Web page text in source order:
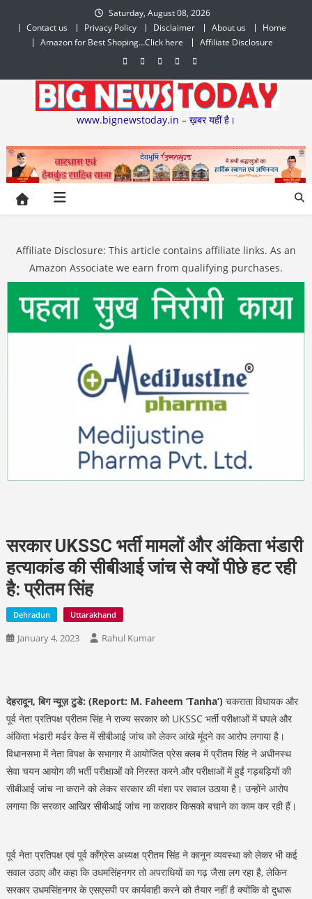
content
Saturday, August 08, 2026
Contact us
Privacy Policy Disclaimer About us
Home
Amazon for Best Shoping…Click here
Affiliate Disclosure
www.bignewstoday.in – ख़बर यहीं है।
Affiliate Disclosure: This article contains affiliate links. As an
Amazon Associate we earn from qualifying purchases.
सरकार UKSSC भर्ती मामलों और अंकिता भंडारी
हत्याकांड की सीबीआई जांच से क्यों पीछे हट रही
है: प्रीतम सिंह
Dehradun Uttarakhand
January 4, 2023 Rahul Kumar
देहरादून, बिग न्यूज़ टुडे: (Report: M. Faheem ‘Tanha’) चकराता विधायक और
पूर्व नेता प्रतिपक्ष प्रीतम सिंह ने राज्य सरकार को UKSSC भर्ती परीक्षाओं में घपले और
अंकिता भंडारी मर्डर केस में सीबीआई जांच को लेकर आंखे मूंदने का आरोप लगाया है।
विधानसभा में नेता विपक्ष के सभागार में आयोजित प्रेस क्लब में प्रीतम सिंह ने अधीनस्थ
सेवा चयन आयोग की भर्ती परीक्षाओं को निरस्त करने और परीक्षाओं में हुईं गड़बड़ियों की
सीबीआई जांच ना कराने को लेकर सरकार की मंशा पर सवाल उठाया है। उन्होंने आरोप
लगाया कि सरकार आखिर सीबीआई जांच ना कराकर किसको बचाने का काम कर रही हैं।
पूर्व नेता प्रतिपक्ष एवं पूर्व कॉंग्रेस अध्यक्ष प्रीतम सिंह ने कानून व्यवस्था को लेकर भी कई
सवाल उठाए और कहा कि उधमसिंहनगर तो अपराधियों का गढ़ जैसा लग रहा है, लेकिन
सरकार उधमसिंहनगर के एसएसपी पर कार्यवाही करने को तैयार नहीं है क्योंकि वो दुधारू